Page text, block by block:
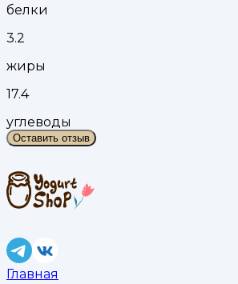
белки
3.2
жиры
17.4
углеводы
Оставить отзыв
Главная